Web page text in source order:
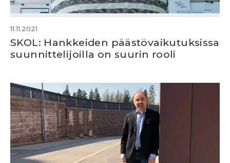
11.11.2021
SKOL: Hankkeiden päästövaikutuksissa
suunnittelijoilla on suurin rooli